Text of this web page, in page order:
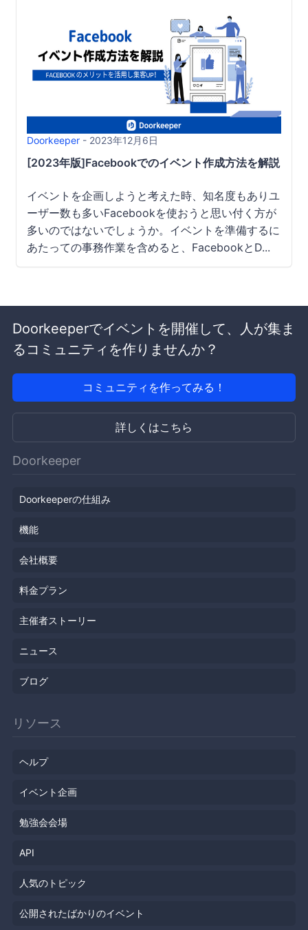
Doorkeeper - 2023年12月6日
[2023年版]Facebookでのイベント作成方法を解説｜メ
イベントを企画しようと考えた時、知名度もありユ
ーザー数も多いFacebookを使おうと思い付く方が
多いのではないでしょうか。イベントを準備するに
あたっての事務作業を含めると、FacebookとD...
Doorkeeperでイベントを開催して、人が集ま
るコミュニティを作りませんか？
コミュニティを作ってみる！
詳しくはこちら
Doorkeeper
Doorkeeperの仕組み
機能
会社概要
料金プラン
主催者ストーリー
ニュース
ブログ
リソース
ヘルプ
イベント企画
勉強会会場
API
人気のトピック
公開されたばかりのイベント